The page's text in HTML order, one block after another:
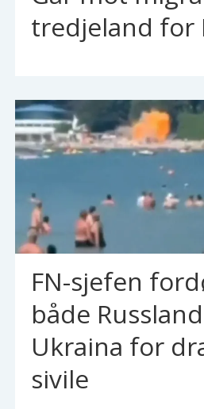
tredjeland for
FN-sjefen
både
Ukraina for
sivile